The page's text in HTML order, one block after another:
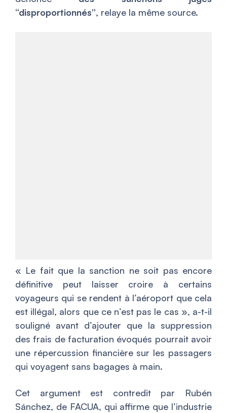
“disproportionnés”, relaye la même source.
« Le fait que la sanction ne soit pas encore
définitive peut laisser croire à certains
voyageurs qui se rendent à l’aéroport que cela
est illégal, alors que ce n’est pas le cas », a-t-il
souligné avant d’ajouter que la suppression
des frais de facturation évoqués pourrait avoir
une répercussion financière sur les passagers
qui voyagent sans bagages à main.
Cet argument est contredit par Rubén
Sánchez, de FACUA, qui affirme que l’industrie